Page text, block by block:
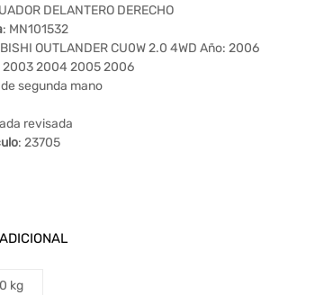
DELANTERO DERECHO
: MN101532
OUTLANDER CU0W 2.0 4WD Año: 2006
2003 2004 2005 2006
segunda mano
revisada
: 23705
kg